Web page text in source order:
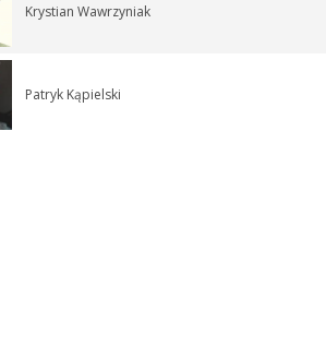
Krystian Wawrzyniak
Patryk Kąpielski